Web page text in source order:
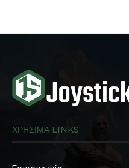
ΧΡΗΣΙΜΑ LINKS